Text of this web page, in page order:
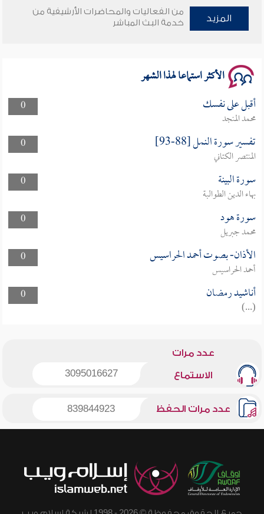
سلسلة محاضرات نفحات رمضانية 1444هـ
المزيد
من الفعاليات والمحاضرات الأرشيفية من
خدمة البث المباشر
الأكثر استماعا لهذا الشهر
0 أقبل على نفسك
محمد المنجد
0
تفسير سورة النمل [88-93]
المنتصر الكتاني
0
سورة البينة
بهاء الدين الطوالبة
0
سورة هود
محمد جبريل
0
الأذان- بصوت أحمد الحراسيس
أحمد الحراسيس
0
أناشيد رمضان
(...)
عدد مرات
الاستماع 3095016627
عدد مرات الحفظ 839844923